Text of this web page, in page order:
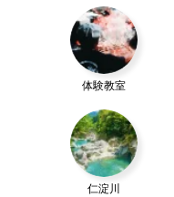
体験教室
仁淀川